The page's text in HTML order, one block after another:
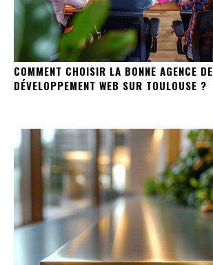
COMMENT CHOISIR LA BONNE AGENCE DE
DÉVELOPPEMENT WEB SUR TOULOUSE ?